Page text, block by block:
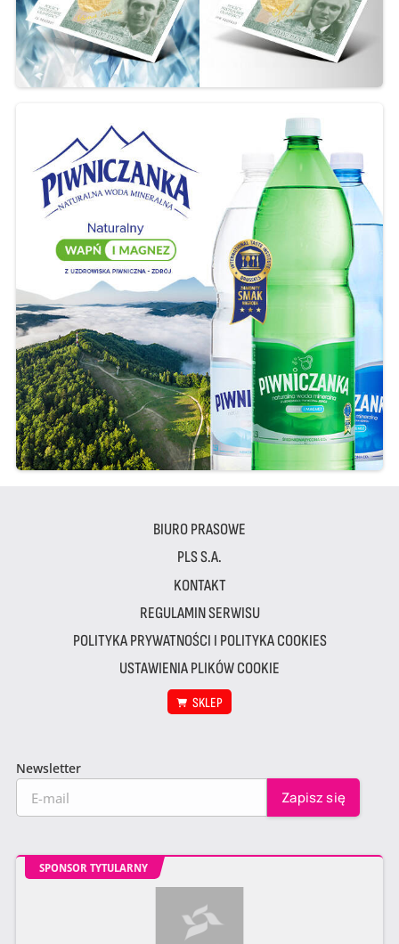
BIURO PRASOWE
PLS S.A.
KONTAKT
REGULAMIN SERWISU
POLITYKA PRYWATNOŚCI I POLITYKA COOKIES
USTAWIENIA PLIKÓW COOKIE
SKLEP
Newsletter
SPONSOR TYTULARNY